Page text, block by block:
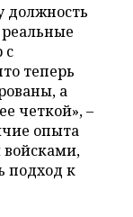
должность
с
теперь
а
четкой», –
опыта
войсками,
подход к